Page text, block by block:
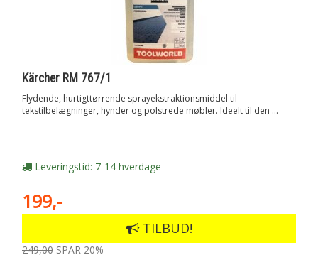
Kärcher RM 767/1
Flydende, hurtigttørrende sprayekstraktionsmiddel til
tekstilbelægninger, hynder og polstrede møbler. Ideelt til den ...
Leveringstid: 7-14 hverdage
199,-
TILBUD!
249,00 SPAR 20%